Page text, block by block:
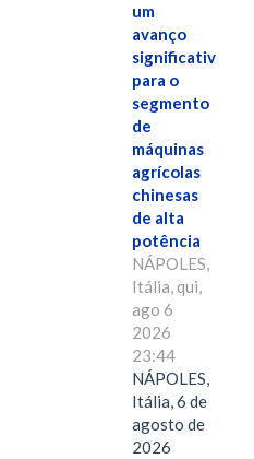
um
avanço
significativo
para o
segmento
de
máquinas
agrícolas
chinesas
de alta
potência
NÁPOLES,
Itália, qui,
ago 6
2026
23:44
NÁPOLES,
Itália, 6 de
agosto de
2026